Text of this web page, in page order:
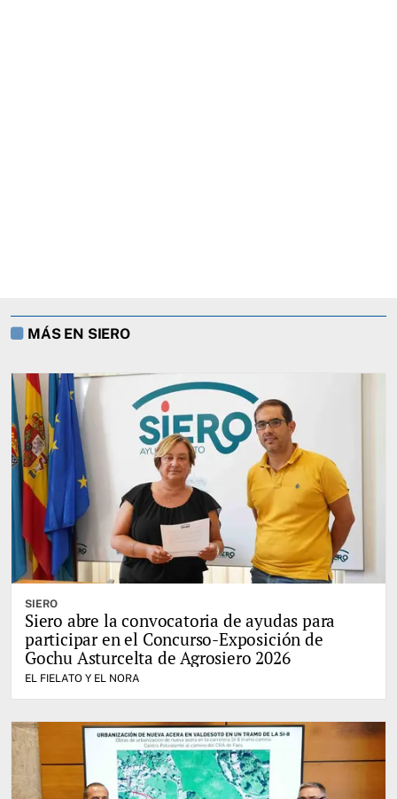
MÁS EN SIERO
SIERO
Siero abre la convocatoria de ayudas para
participar en el Concurso-Exposición de
Gochu Asturcelta de Agrosiero 2026
EL FIELATO Y EL NORA